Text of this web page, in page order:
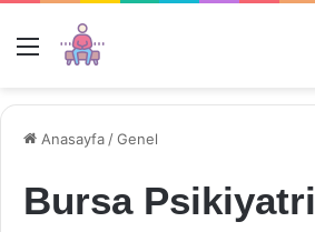
Menü
Anasayfa /Genel
Bursa Psikiyatri